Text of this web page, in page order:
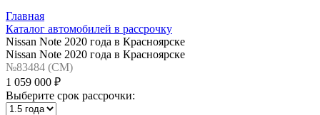
Главная
Каталог автомобилей в рассрочку
Nissan Note 2020 года в Красноярске
Nissan Note 2020 года в Красноярске
№83484 (CM)
1 059 000 ₽
Выберите срок рассрочки: